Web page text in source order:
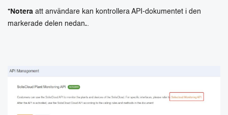
*Notera att användare kan kontrollera API-dokumentet i den
markerade delen nedan.